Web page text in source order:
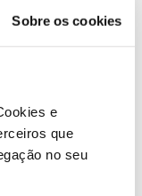
Sobre os cookies
e
que
no seu